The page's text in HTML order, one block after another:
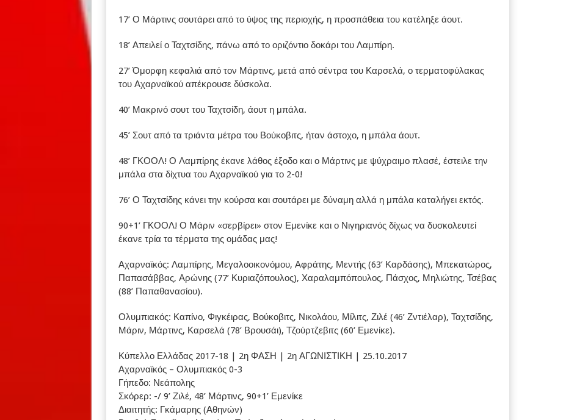
17’ Ο Μάρτινς σουτάρει από το ύψος της περιοχής, η προσπάθεια του κατέληξε άουτ.
18’ Απειλεί ο Ταχτσίδης, πάνω από το οριζόντιο δοκάρι του Λαμπίρη.
27’ Όμορφη κεφαλιά από τον Μάρτινς, μετά από σέντρα του Καρσελά, ο τερματοφύλακας
του Αχαρναϊκού απέκρουσε δύσκολα.
40’ Μακρινό σουτ του Ταχτσίδη, άουτ η μπάλα.
45’ Σουτ από τα τριάντα μέτρα του Βούκοβιτς, ήταν άστοχο, η μπάλα άουτ.
48’ ΓΚΟΟΛ! Ο Λαμπίρης έκανε λάθος έξοδο και ο Μάρτινς με ψύχραιμο πλασέ, έστειλε την
μπάλα στα δίχτυα του Αχαρναϊκού για το 2-0!
76’ Ο Ταχτσίδης κάνει την κούρσα και σουτάρει με δύναμη αλλά η μπάλα καταλήγει εκτός.
90+1’ ΓΚΟΟΛ! Ο Μάριν «σερβίρει» στον Εμενίκε και ο Νιγηριανός δίχως να δυσκολευτεί
έκανε τρία τα τέρματα της ομάδας μας!
Αχαρναϊκός: Λαμπίρης, Μεγαλοοικονόμου, Αφράτης, Μεντής (63’ Καρδάσης), Μπεκατώρος,
Παπασάββας, Αρώνης (77’ Κυριαζόπουλος), Χαραλαμπόπουλος, Πάσχος, Μηλιώτης, Τσέβας
(88’ Παπαθανασίου).
Ολυμπιακός: Καπίνο, Φιγκέιρας, Βούκοβιτς, Νικολάου, Μίλιτς, Ζιλέ (46’ Ζντιέλαρ), Ταχτσίδης,
Μάριν, Μάρτινς, Καρσελά (78’ Βρουσάι), Τζούρτζεβιτς (60’ Εμενίκε).
Κύπελλο Ελλάδας 2017-18 | 2η ΦΑΣΗ | 2η ΑΓΩΝΙΣΤΙΚΗ | 25.10.2017
Αχαρναϊκός – Ολυμπιακός 0-3
Γήπεδο: Νεάπολης
Σκόρερ: -/ 9’ Ζιλέ, 48’ Μάρτινς, 90+1’ Εμενίκε
Διαιτητής: Γκάμαρης (Αθηνών)